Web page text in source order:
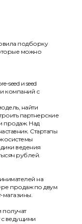
подборку
можно
seed и seed
компаний с
найти
партнерские
продаж. Над
Стартапы
ведения
рублей.
на
продаж по двум
магазины.
ведущими